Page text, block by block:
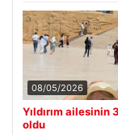
08/05/2026
Yıldırım
oldu